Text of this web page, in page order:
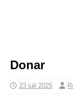
Donar
23 juli 2025